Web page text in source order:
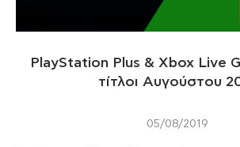
PlayStation Plus & Xbox Live
τίτλοι Αυγούστου
05/08/2019